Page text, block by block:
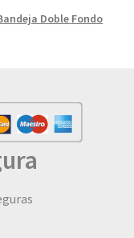
Doble Fondo